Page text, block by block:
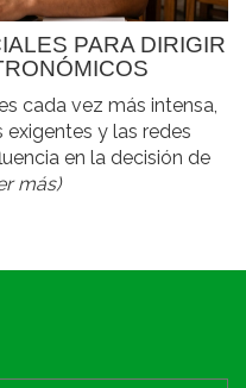
PARA DIRIGIR
cada vez más intensa,
y las redes
en la decisión de
más)